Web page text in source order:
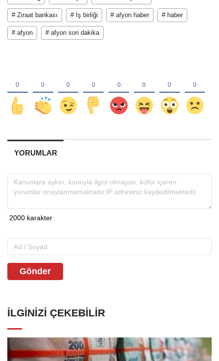
# Ziraat bankası # İş birliği # afyon haber # haber
# afyon # afyon son dakika
YORUMLAR
Gönder
İLGINIZI ÇEKEBILIR